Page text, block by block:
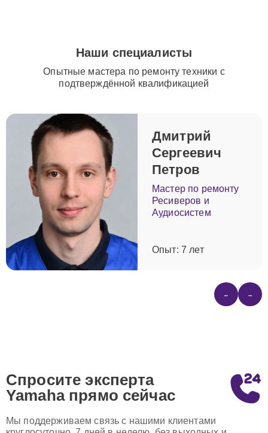
Наши специалисты
Опытные мастера по ремонту техники с
подтверждённой квалификацией
Дмитрий
Сергеевич
Петров
Мастер по ремонту
Ресиверов и
Аудиосистем
Опыт: 7 лет
← →
Спросите эксперта
Yamaha прямо сейчас
Мы поддерживаем связь с нашими клиентами